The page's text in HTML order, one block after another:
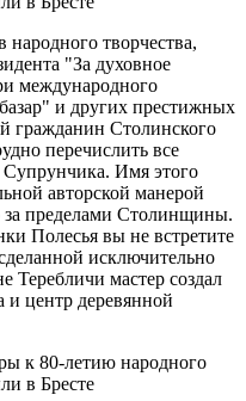
народного творчества,
"За духовное
международного
и других престижных
гражданин Столинского
перечислить все
Супрунчика. Имя этого
авторской манерой
за пределами Столинщины.
Полесья вы не встретите
исключительно
Теребличи мастер создал
и центр деревянной